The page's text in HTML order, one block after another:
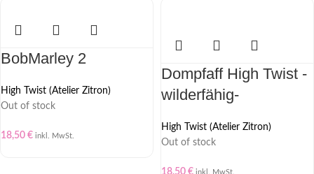
BobMarley 2
High Twist (Atelier Zitron)
Out of stock
18,50 € inkl. MwSt.
Dompfaff High Twist -
wilderfähig-
High Twist (Atelier Zitron)
Out of stock
18,50 € inkl. MwSt.